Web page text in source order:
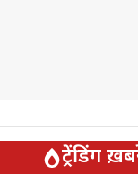
ट्रेंडिंग